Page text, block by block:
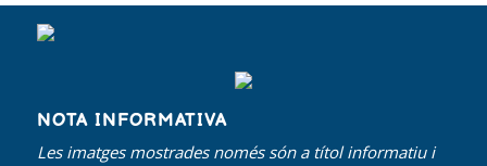
NOTA INFORMATIVA
Les imatges mostrades només són a títol informatiu i